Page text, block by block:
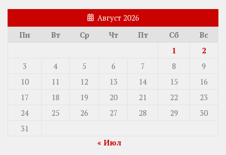
Август 2026
Пн
Вт Ср Чт Пт Сб
Вс
1
2
3
4 5 6 7 8
9
10
11 12 13 14 15
16
17
18 19 20 21 22
23
24
25 26 27 28 29
30
31
« Июл